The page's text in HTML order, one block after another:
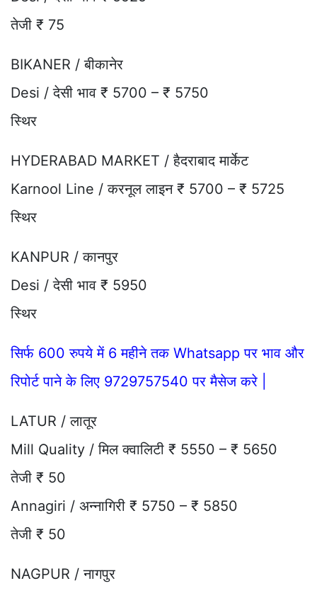
तेजी ₹ 75
BIKANER / बीकानेर
Desi / देसी भाव ₹ 5700 – ₹ 5750
स्थिर
HYDERABAD MARKET / हैदराबाद मार्केट
Karnool Line / करनूल लाइन ₹ 5700 – ₹ 5725
स्थिर
KANPUR / कानपुर
Desi / देसी भाव ₹ 5950
स्थिर
सिर्फ 600 रुपये में 6 महीने तक Whatsapp पर भाव और
रिपोर्ट पाने के लिए 9729757540 पर मैसेज करे |
LATUR / लातूर
Mill Quality / मिल क्वालिटी ₹ 5550 – ₹ 5650
तेजी ₹ 50
Annagiri / अन्नागिरी ₹ 5750 – ₹ 5850
तेजी ₹ 50
NAGPUR / नागपुर